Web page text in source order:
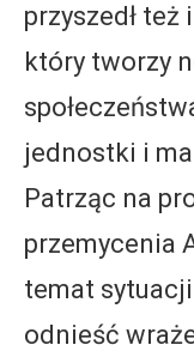
przyszedł
który tworzy
jednostki i
Patrząc na
przemycenia
temat
odnieść